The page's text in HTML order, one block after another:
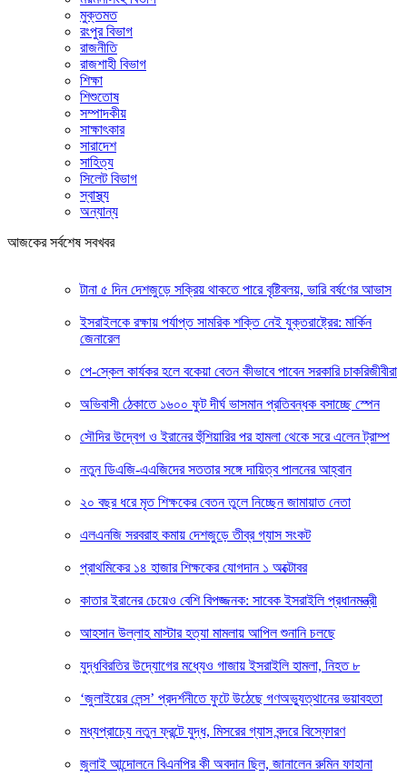
মুক্তমত
রংপুর বিভাগ
রাজনীতি
রাজশাহী বিভাগ
শিক্ষা
শিশুতোষ
সম্পাদকীয়
সাক্ষাৎকার
সারাদেশ
সাহিত্য
সিলেট বিভাগ
স্বাস্থ্য
অন্যান্য
আজকের সর্বশেষ সবখবর
টানা ৫ দিন দেশজুড়ে সক্রিয় থাকতে পারে বৃষ্টিবলয়, ভারি বর্ষণের আভাস
ইসরাইলকে রক্ষায় পর্যাপ্ত সামরিক শক্তি নেই যুক্তরাষ্ট্রের: মার্কিন
জেনারেল
পে-স্কেল কার্যকর হলে বকেয়া বেতন কীভাবে পাবেন সরকারি চাকরিজীবীরা
অভিবাসী ঠেকাতে ১৬০০ ফুট দীর্ঘ ভাসমান প্রতিবন্ধক বসাচ্ছে স্পেন
সৌদির উদ্বেগ ও ইরানের হুঁশিয়ারির পর হামলা থেকে সরে এলেন ট্রাম্প
নতুন ডিএজি-এএজিদের সততার সঙ্গে দায়িত্ব পালনের আহ্বান
২০ বছর ধরে মৃত শিক্ষকের বেতন তুলে নিচ্ছেন জামায়াত নেতা
এলএনজি সরবরাহ কমায় দেশজুড়ে তীব্র গ্যাস সংকট
প্রাথমিকের ১৪ হাজার শিক্ষকের যোগদান ১ অক্টোবর
কাতার ইরানের চেয়েও বেশি বিপজ্জনক: সাবেক ইসরাইলি প্রধানমন্ত্রী
আহসান উল্লাহ মাস্টার হত্যা মামলায় আপিল শুনানি চলছে
যুদ্ধবিরতির উদ্যোগের মধ্যেও গাজায় ইসরাইলি হামলা, নিহত ৮
‘জুলাইয়ের লেন্স’ প্রদর্শনীতে ফুটে উঠেছে গণঅভ্যুত্থানের ভয়াবহতা
মধ্যপ্রাচ্যে নতুন ফ্রন্টে যুদ্ধ, মিসরের গ্যাস বন্দরে বিস্ফোরণ
জুলাই আন্দোলনে বিএনপির কী অবদান ছিল, জানালেন রুমিন ফাহানা